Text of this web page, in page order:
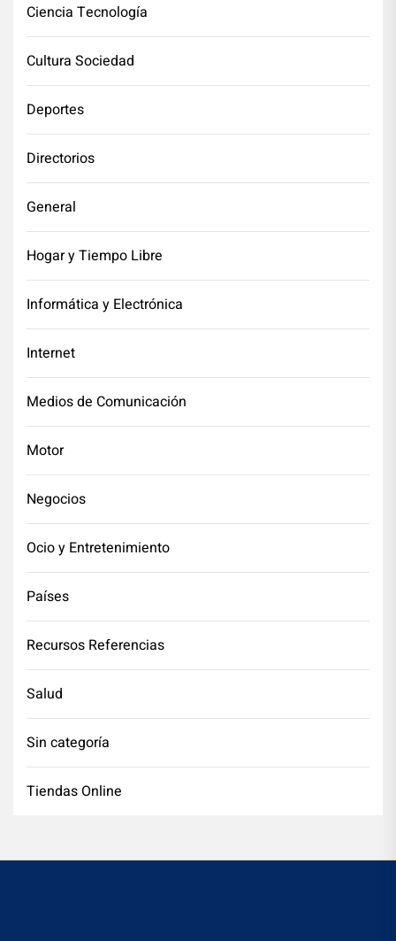
Ciencia Tecnología
Cultura Sociedad
Deportes
Directorios
General
Hogar y Tiempo Libre
Informática y Electrónica
Internet
Medios de Comunicación
Motor
Negocios
Ocio y Entretenimiento
Países
Recursos Referencias
Salud
Sin categoría
Tiendas Online